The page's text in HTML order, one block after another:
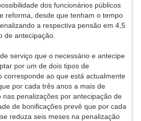
dos funcionários públicos
reforma, desde que tenham o tempo
a respectiva pensão em 4,5
de antecipação.
serviço que o necessário e antecipe
por um de dois tipos de
corresponde ao que está actualmente
por cada três anos a mais de
penalizações por antecipação de
de bonificações prevê que por cada
reduza seis meses na penalização